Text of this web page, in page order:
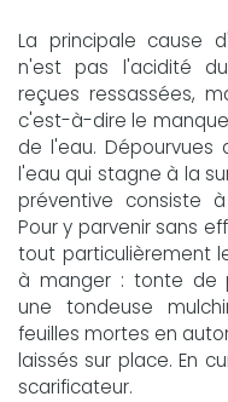
La principale cause
n'est pas l'acidité
reçues ressassées,
c'est-à-dire le
de l'eau. Dépourvues
l'eau qui stagne à la
préventive consiste
Pour y parvenir sans
tout particulièrement
à manger : tonte de
une tondeuse
feuilles mortes en
laissés sur place. En
scarificateur.